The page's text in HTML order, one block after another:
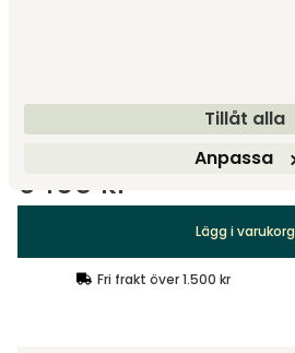
Tillåt alla
Anpassa
Visa fler +1
6 105 kr
Lägg i varukorg
Fri frakt över 1.500 kr